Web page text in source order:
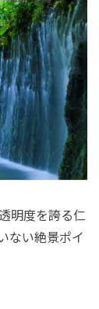
明度を誇る仁
ない絶景ポイ